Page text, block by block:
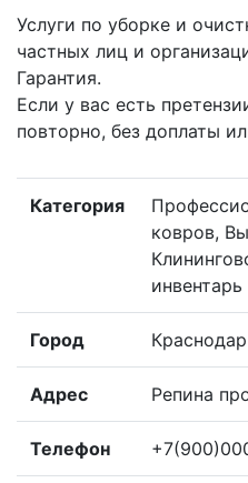
Услуги по уборке и
частных лиц и
Гарантия.
Если у вас есть
повторно, без доплаты
Категория
ковров,
инвентарь
Город Краснодар
Адрес Репина
Телефон